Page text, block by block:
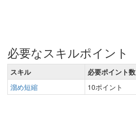
必要なスキルポイント
スキル
必要ポイント数
溜め短縮
10ポイント